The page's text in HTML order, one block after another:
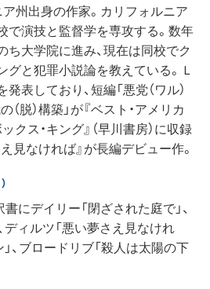
州出身の作家。カリフォルニア
で演技と監督学を専攻する。数年
大学院に進み、現在は同校でク
グと犯罪小説論を教えている。Ｌ
表しており、短編「悪党（ワル）
脱）構築」が『ベスト・アメリカ
クス・キング』（早川書房）に収録
見なければ』が長編デビュー作。
にデイリー「閉ざされた庭で」、
ディルツ「悪い夢さえ見なけれ
」、ブロードリブ「殺人は太陽の下